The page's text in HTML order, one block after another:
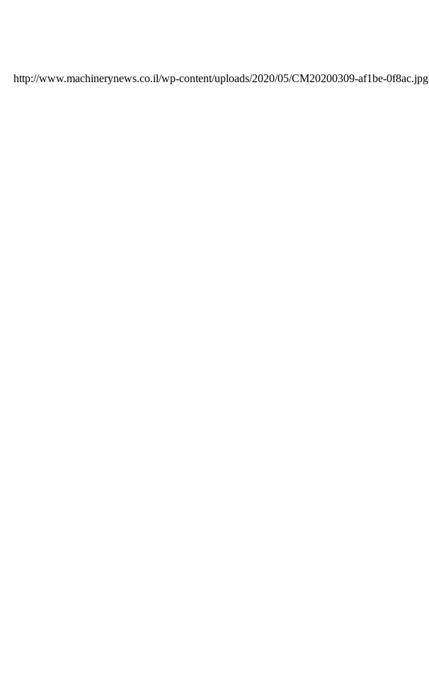
http://www.machinerynews.co.il/wp-content/uploads/2020/05/CM20200309-af1be-0f8ac.jpg